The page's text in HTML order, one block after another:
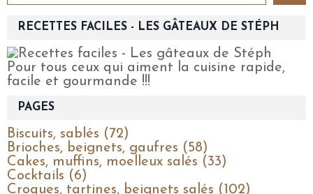
RECETTES FACILES - LES GÂTEAUX DE STÉPH
Pour tous ceux qui aiment la cuisine rapide,
facile et gourmande !!!
PAGES
Biscuits, sablés (72)
Brioches, beignets, gaufres (58)
Cakes, muffins, moelleux salés (33)
Cocktails (6)
Croques, tartines, beignets salés (102)